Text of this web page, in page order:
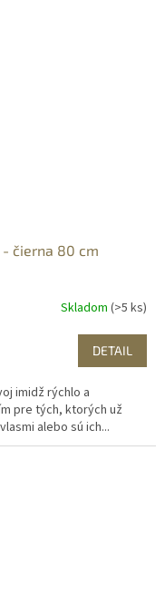
čierna 80 cm
Skladom (>5 ks)
DETAIL
imidž rýchlo a
pre tých, ktorých už
alebo sú ich...